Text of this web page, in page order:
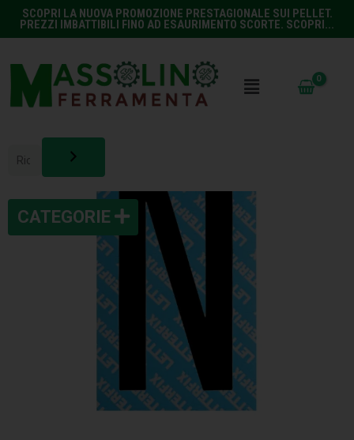
SCOPRI LA NUOVA PROMOZIONE PRESTAGIONALE SUI PELLET.
PREZZI IMBATTIBILI FINO AD ESAURIMENTO SCORTE. SCOPRI...